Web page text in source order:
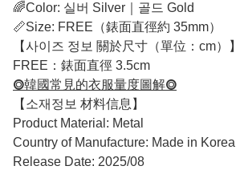
🌈Color: 실버 Silver｜골드 Gold
📏Size: FREE（錶面直徑約 35mm）
【사이즈 정보 關於尺寸（單位：cm）】
FREE：錶面直徑 3.5cm
⭗韓國常見的衣服量度圖解⭗
【소재정보 材料信息】
Product Material: Metal
Country of Manufacture: Made in Korea
Release Date: 2025/08